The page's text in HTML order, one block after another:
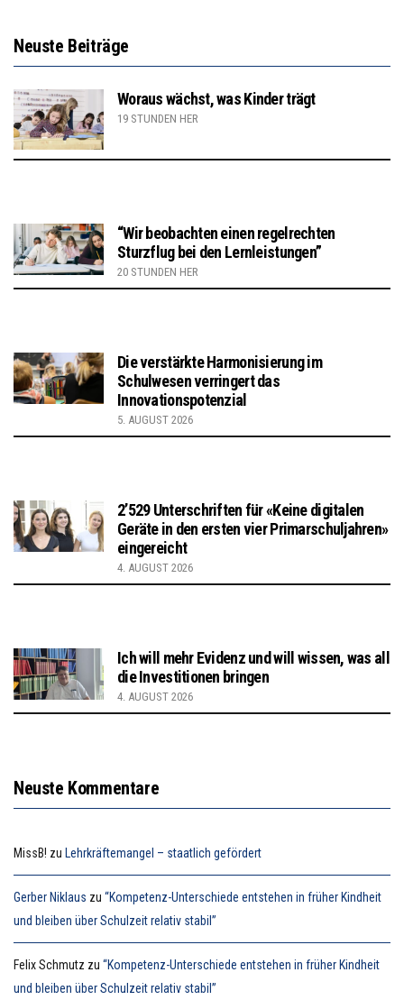
Neuste Beiträge
Woraus wächst, was Kinder trägt
19 STUNDEN HER
“Wir beobachten einen regelrechten
Sturzflug bei den Lernleistungen”
20 STUNDEN HER
Die verstärkte Harmonisierung im
Schulwesen verringert das
Innovationspotenzial
5. AUGUST 2026
2’529 Unterschriften für «Keine digitalen
Geräte in den ersten vier Primarschuljahren»
eingereicht
4. AUGUST 2026
Ich will mehr Evidenz und will wissen, was all
die Investitionen bringen
4. AUGUST 2026
Neuste Kommentare
MissB! zu Lehrkräftemangel – staatlich gefördert
Gerber Niklaus zu “Kompetenz-Unterschiede entstehen in früher Kindheit
und bleiben über Schulzeit relativ stabil”
Felix Schmutz zu “Kompetenz-Unterschiede entstehen in früher Kindheit
und bleiben über Schulzeit relativ stabil”